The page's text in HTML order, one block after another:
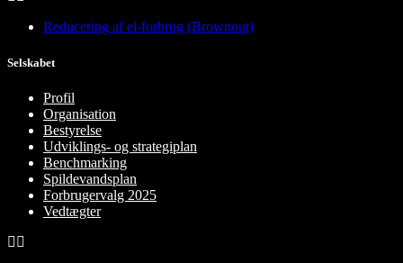
Reducering af el-forbrug (Brownout)
Selskabet
Profil
Organisation
Bestyrelse
Udviklings- og strategiplan
Benchmarking
Spildevandsplan
Forbrugervalg 2025
Vedtægter